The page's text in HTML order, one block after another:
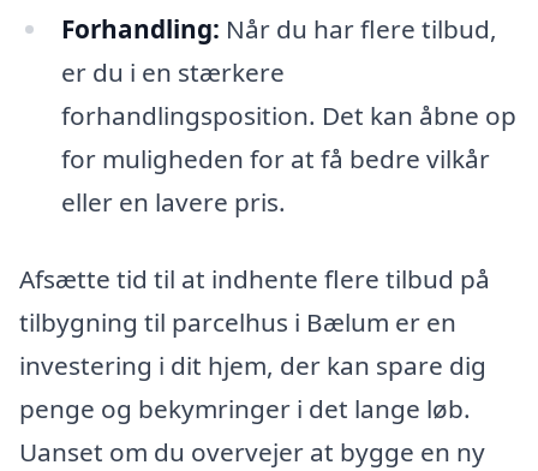
Forhandling: Når du har flere tilbud,
er du i en stærkere
forhandlingsposition. Det kan åbne op
for muligheden for at få bedre vilkår
eller en lavere pris.
Afsætte tid til at indhente flere tilbud på
tilbygning til parcelhus i Bælum er en
investering i dit hjem, der kan spare dig
penge og bekymringer i det lange løb.
Uanset om du overvejer at bygge en ny